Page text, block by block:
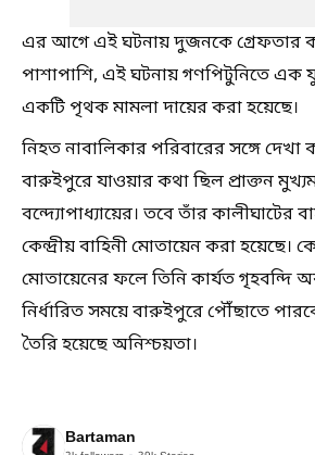
এর আগে এই ঘটনায় দুজনকে গ্রেফতার
পাশাপাশি, এই ঘটনায় গণপিটুনিতে এক
একটি পৃথক মামলা দায়ের করা হয়েছে।
নিহত নাবালিকার পরিবারের সঙ্গে
বারুইপুরে যাওয়ার কথা ছিল প্রাক্তন
বন্দ্যোপাধ্যায়ের। তবে তাঁর কালীঘাটের
কেন্দ্রীয় বাহিনী মোতায়েন করা হয়েছে।
মোতায়েনের ফলে তিনি কার্যত গৃহবন্দি
নির্ধারিত সময়ে বারুইপুরে পৌঁছাতে
তৈরি হয়েছে অনিশ্চয়তা।
Bartaman